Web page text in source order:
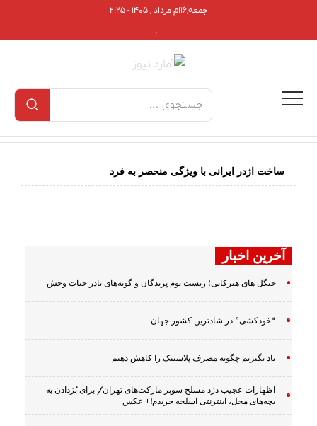
جمعه,۱۶ام مرداد , ۱۴۰۵ - ۲:۲۵
.
ساخت اژدر ایرانی با ویژگی منحصر به فرد
آخرین اخبار
جنگل های هیرکانی؛ زیست بوم پرندگان و گونه‌های نادر حیات وحش
“خودکشی” در شادترین کشور جهان
یاد بگیریم چگونه مصرف پلاستیک را کاهش دهیم
اظهارات عجیب دزد مسلح سوپر مارکت‌های تهران/ برای پُزدادن به
بچه‌های محل، اینترنتی اسلحه خریدم!+ عکس